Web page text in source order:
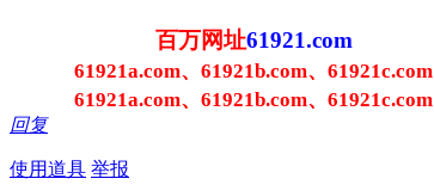
百万网址61921.com
61921a.com、61921b.com、61921c.com
61921a.com、61921b.com、61921c.com
回复
使用道具 举报